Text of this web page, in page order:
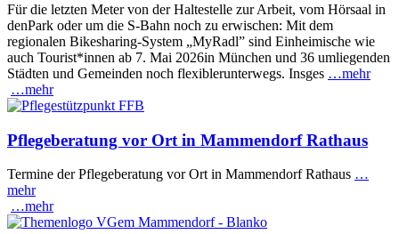
Für die letzten Meter von der Haltestelle zur Arbeit, vom Hörsaal in
denPark oder um die S-Bahn noch zu erwischen: Mit dem
regionalen Bikesharing-System „MyRadl” sind Einheimische wie
auch Tourist*innen ab 7. Mai 2026in München und 36 umliegenden
Städten und Gemeinden noch flexiblerunterwegs. Insges …mehr
…mehr
Pflegeberatung vor Ort in Mammendorf Rathaus
Termine der Pflegeberatung vor Ort in Mammendorf Rathaus …
mehr
…mehr